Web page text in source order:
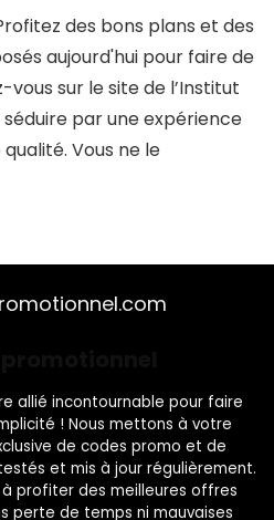
des bons plans et des
aujourd'hui pour faire de
sur le site de l’Institut
par une expérience
Vous ne le
allié incontournable pour faire
! Nous mettons à votre
de codes promo et de
et mis à jour régulièrement.
profiter des meilleures offres
perte de temps ni mauvaises